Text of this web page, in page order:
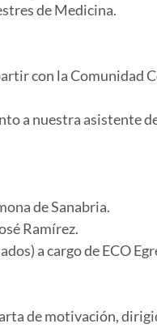
de Medicina.
con la Comunidad
a nuestra asistente
de Sanabria.
Ramírez.
a cargo de ECO
de motivación,